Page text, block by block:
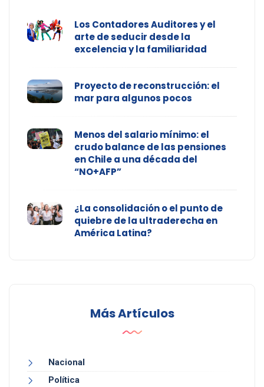
Los Contadores Auditores y el
arte de seducir desde la
excelencia y la familiaridad
Proyecto de reconstrucción: el
mar para algunos pocos
Menos del salario mínimo: el
crudo balance de las pensiones
en Chile a una década del
“NO+AFP”
¿La consolidación o el punto de
quiebre de la ultraderecha en
América Latina?
Más Artículos
Nacional
Política